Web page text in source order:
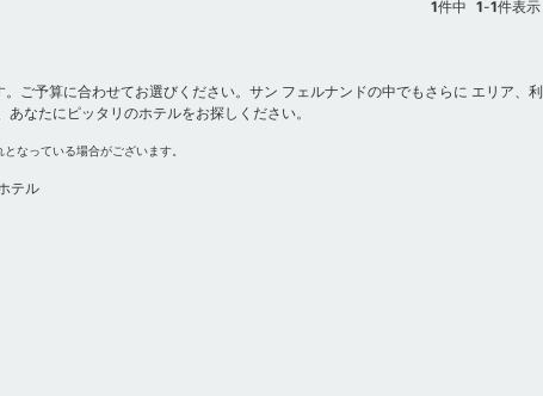
1件中 1-1件表示
ご予算に合わせてお選びください。サン フェルナンドの中でもさらに エリア、利
なたにピッタリのホテルをお探しください。
なっている場合がございます。
テル